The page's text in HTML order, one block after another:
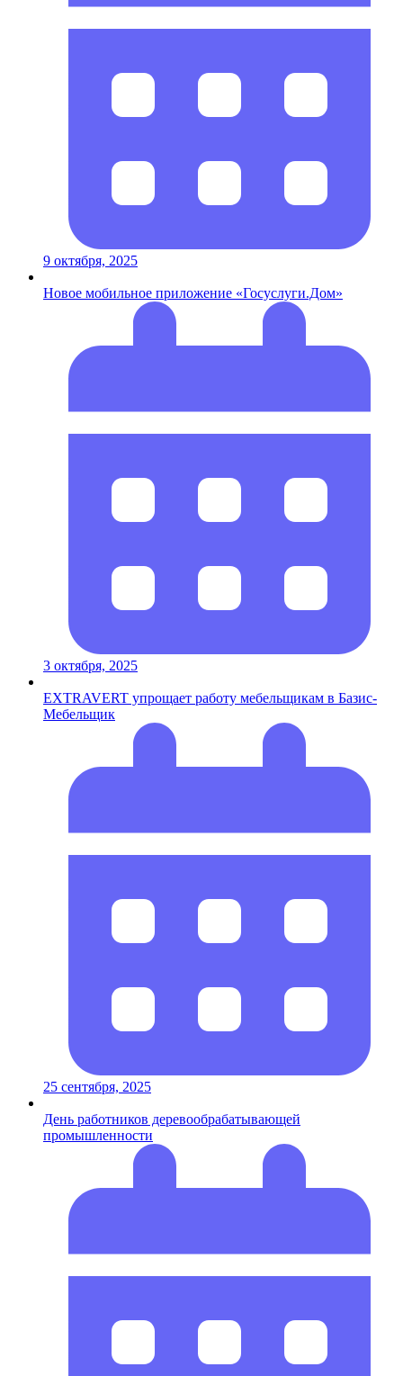
9 октября, 2025
Новое мобильное приложение «Госуслуги.Дом»
3 октября, 2025
EXTRAVERT упрощает работу мебельщикам в Базис-
Мебельщик
25 сентября, 2025
День работников деревообрабатывающей
промышленности